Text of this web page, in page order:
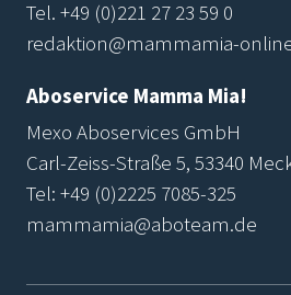
Tel. +49 (0)221 27 23 59 0
redaktion@mammamia-
Aboservice Mamma Mia!
Mexo Aboservices GmbH
Carl-Zeiss-Straße 5, 53340
Tel: +49 (0)2225 7085-325
mammamia@aboteam.de